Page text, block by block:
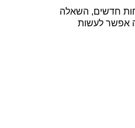
חדשים, השאלה
אפשר לעשות